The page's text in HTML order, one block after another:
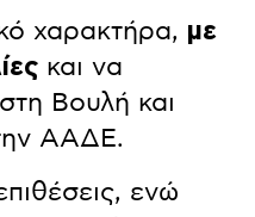
χαρακτήρα, με
και να
Βουλή και
ΑΑΔΕ.
ενώ